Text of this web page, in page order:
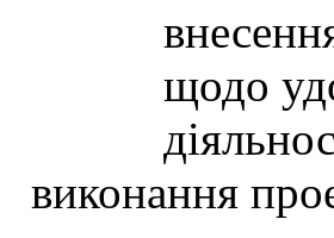
щодо
виконання